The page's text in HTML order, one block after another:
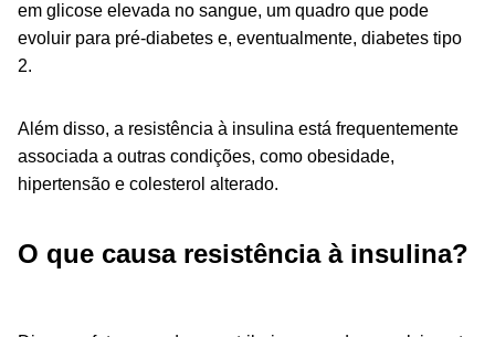
em glicose elevada no sangue, um quadro que pode
evoluir para pré-diabetes e, eventualmente, diabetes tipo
2.
Além disso, a resistência à insulina está frequentemente
associada a outras condições, como obesidade,
hipertensão e colesterol alterado.
O que causa resistência à insulina?